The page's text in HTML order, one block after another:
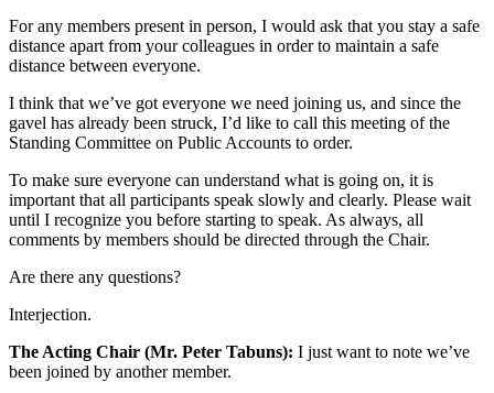
For any members present in person, I would ask that you stay a safe
distance apart from your colleagues in order to maintain a safe
distance between everyone.
I think that we’ve got everyone we need joining us, and since the
gavel has already been struck, I’d like to call this meeting of the
Standing Committee on Public Accounts to order.
To make sure everyone can understand what is going on, it is
important that all participants speak slowly and clearly. Please wait
until I recognize you before starting to speak. As always, all
comments by members should be directed through the Chair.
Are there any questions?
Interjection.
The Acting Chair (Mr. Peter Tabuns): I just want to note we’ve
been joined by another member.